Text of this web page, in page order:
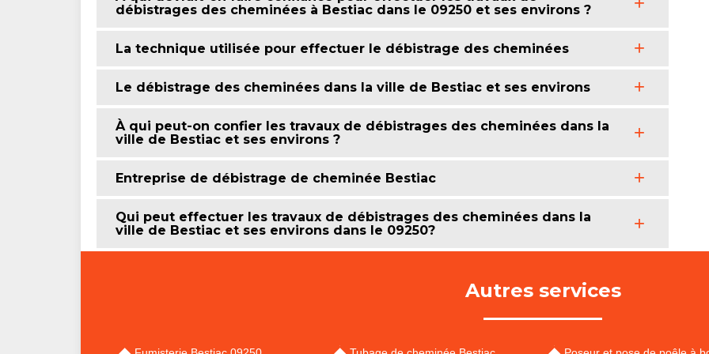
débistrages des cheminées à Bestiac dans le 09250 et ses environs ?
La technique utilisée pour effectuer le débistrage des cheminées
Le débistrage des cheminées dans la ville de Bestiac et ses environs
À qui peut-on confier les travaux de débistrages des cheminées dans la
ville de Bestiac et ses environs ?
Entreprise de débistrage de cheminée Bestiac
Qui peut effectuer les travaux de débistrages des cheminées dans la
ville de Bestiac et ses environs dans le 09250?
Autres services